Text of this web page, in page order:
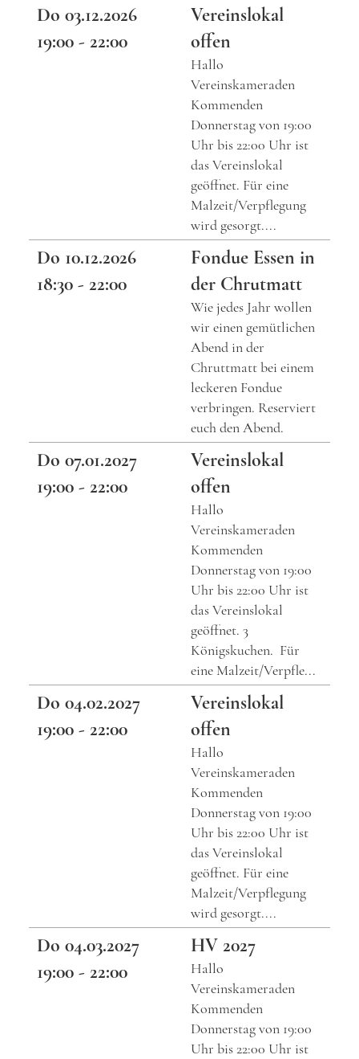
Do 03.12.2026
19:00 - 22:00
Vereinslokal
offen
Hallo
Vereinskameraden
Kommenden
Donnerstag von 19:00
Uhr bis 22:00 Uhr ist
das Vereinslokal
geöffnet. Für eine
Malzeit/Verpflegung
wird gesorgt....
Do 10.12.2026
18:30 - 22:00
Fondue Essen in
der Chrutmatt
Wie jedes Jahr wollen
wir einen gemütlichen
Abend in der
Chruttmatt bei einem
leckeren Fondue
verbringen. Reserviert
euch den Abend.
Do 07.01.2027
19:00 - 22:00
Vereinslokal
offen
Hallo
Vereinskameraden
Kommenden
Donnerstag von 19:00
Uhr bis 22:00 Uhr ist
das Vereinslokal
geöffnet. 3
Königskuchen. Für
eine Malzeit/Verpfle...
Do 04.02.2027
19:00 - 22:00
Vereinslokal
offen
Hallo
Vereinskameraden
Kommenden
Donnerstag von 19:00
Uhr bis 22:00 Uhr ist
das Vereinslokal
geöffnet. Für eine
Malzeit/Verpflegung
wird gesorgt....
Do 04.03.2027
19:00 - 22:00
HV 2027
Hallo
Vereinskameraden
Kommenden
Donnerstag von 19:00
Uhr bis 22:00 Uhr ist